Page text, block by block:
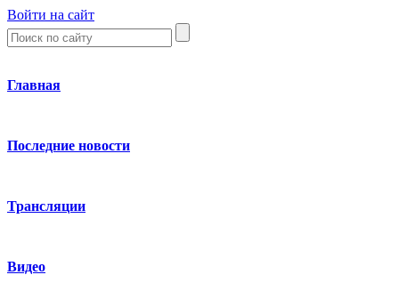
Войти на сайт
Главная
Последние новости
Трансляции
Видео